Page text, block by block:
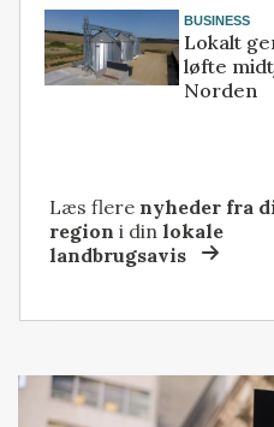
BUSINESS
Lokalt
løfte
Norden
Læs flere nyheder fra
region i dinlokale
landbrugsavis